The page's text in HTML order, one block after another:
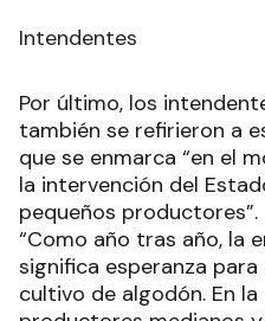
Intendentes
Por último, los
también se refirieron a
que se enmarca “en el
la intervención del
pequeños productores”.
“Como año tras año, la
significa esperanza
cultivo de algodón. En